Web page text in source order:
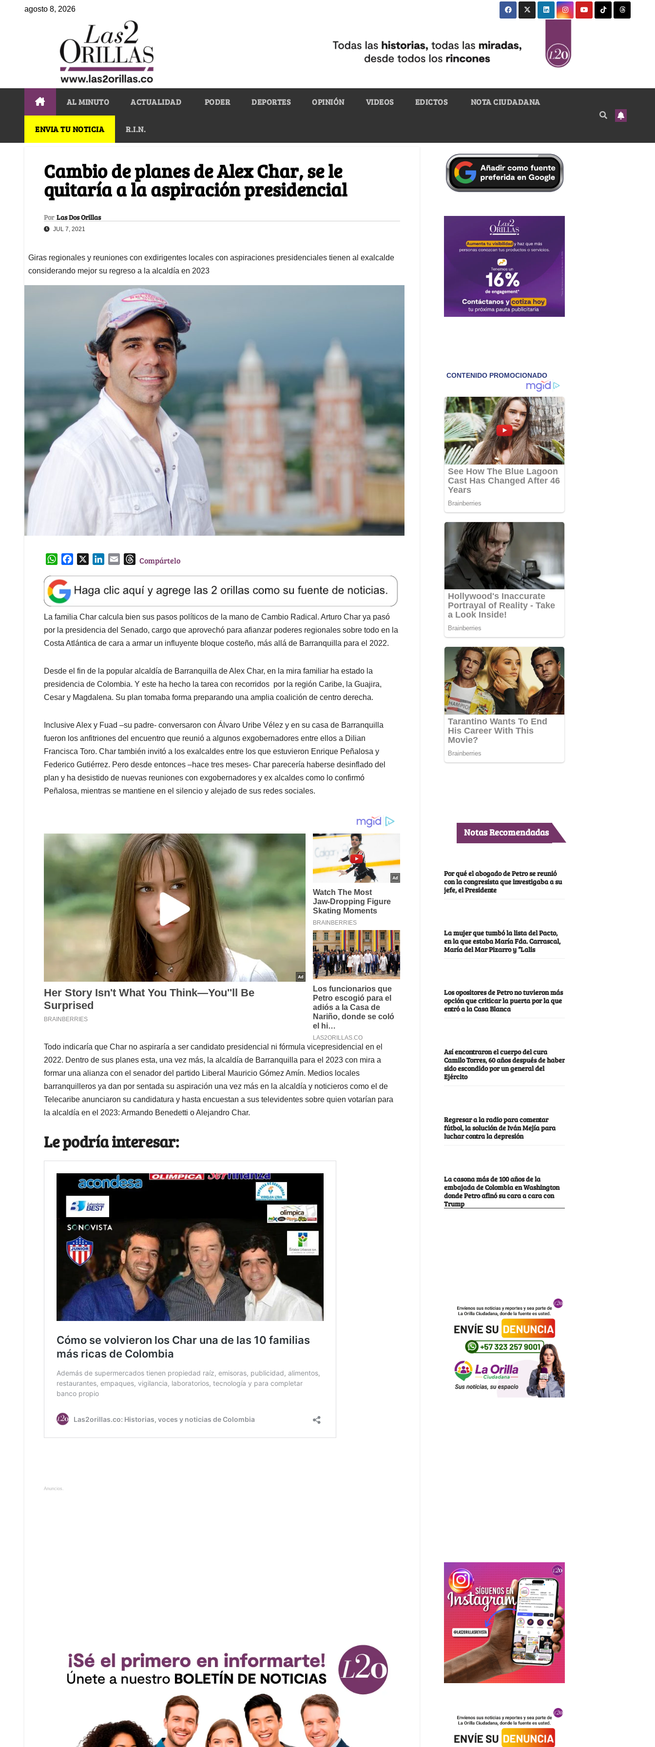
agosto 8, 2026
AL MINUTO ACTUALIDAD PODER DEPORTES OPINIÓN VIDEOS EDICTOS NOTA CIUDADANA
ENVIA TU NOTICIA R.I.N.
Cambio de planes de Alex Char, se le
quitaría a la aspiración presidencial
Por Las Dos Orillas
JUL 7, 2021
Giras regionales y reuniones con exdirigentes locales con aspiraciones presidenciales tienen al exalcalde
considerando mejor su regreso a la alcaldía en 2023
W
a
t
s
A
p
p
e
b
o
o
k
k
e
d
I
n
l
T
e
a
d
s
Compártelo
La familia Char calcula bien sus pasos políticos de la mano de Cambio Radical. Arturo Char ya pasó
por la presidencia del Senado, cargo que aprovechó para afianzar poderes regionales sobre todo en la
Costa Atlántica de cara a armar un influyente bloque costeño, más allá de Barranquilla para el 2022.
Desde el fin de la popular alcaldía de Barranquilla de Alex Char, en la mira familiar ha estado la
presidencia de Colombia. Y este ha hecho la tarea con recorridos por la región Caribe, la Guajira,
Cesar y Magdalena. Su plan tomaba forma preparando una amplia coalición de centro derecha.
Inclusive Alex y Fuad –su padre- conversaron con Álvaro Uribe Vélez y en su casa de Barranquilla
fueron los anfitriones del encuentro que reunió a algunos exgobernadores entre ellos a Dilian
Francisca Toro. Char también invitó a los exalcaldes entre los que estuvieron Enrique Peñalosa y
Federico Gutiérrez. Pero desde entonces –hace tres meses- Char parecería haberse desinflado del
plan y ha desistido de nuevas reuniones con exgobernadores y ex alcaldes como lo confirmó
Peñalosa, mientras se mantiene en el silencio y alejado de sus redes sociales.
Todo indicaría que Char no aspiraría a ser candidato presidencial ni fórmula vicepresidencial en el
2022. Dentro de sus planes esta, una vez más, la alcaldía de Barranquilla para el 2023 con mira a
formar una alianza con el senador del partido Liberal Mauricio Gómez Amín. Medios locales
barranquilleros ya dan por sentada su aspiración una vez más en la alcaldía y noticieros como el de
Telecaribe anunciaron su candidatura y hasta encuestan a sus televidentes sobre quien votarían para
la alcaldía en el 2023: Armando Benedetti o Alejandro Char.
Le podría interesar:
Anuncios.
Notas Recomendadas
Por qué el abogado de Petro se reunió
con la congresista que investigaba a su
jefe, el Presidente
La mujer que tumbó la lista del Pacto,
en la que estaba María Fda. Carrascal,
María del Mar Pizarro y “Lalis
Los opositores de Petro no tuvieron más
opción que criticar la puerta por la que
entró a la Casa Blanca
Así encontraron el cuerpo del cura
Camilo Torres, 60 años después de haber
sido escondido por un general del
Ejército
Regresar a la radio para comentar
fútbol, la solución de Iván Mejía para
luchar contra la depresión
La casona más de 100 años de la
embajada de Colombia en Washington
donde Petro afinó su cara a cara con
Trump